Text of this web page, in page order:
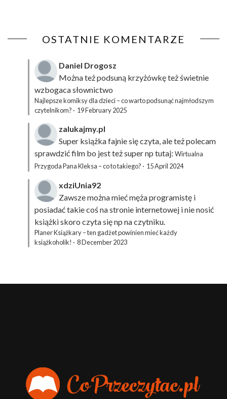
OSTATNIE KOMENTARZE
Daniel Drogosz
Można też podsuną krzyżówkęteż świetnie
wzbogaca słownictwo
Najlepsze komiksy dla dzieci – co warto podsunąć najmłodszym
czytelnikom? · 19 February 2025
zalukajmy.pl
Super książka fajnie się czyta, ale też polecam
sprawdzić film bo jest też super np tutaj: Wirtualna
Przygoda Pana Kleksa – co to takiego? · 15 April 2024
xdziUnia92
Zawsze można mieć męża programistę i
posiadać takie coś na stronie internetowej i nie nosić
książki skoro czyta się np na czytniku.
Planer Książkary – ten gadżet powinien mieć każdy
książkoholik! · 8 December 2023